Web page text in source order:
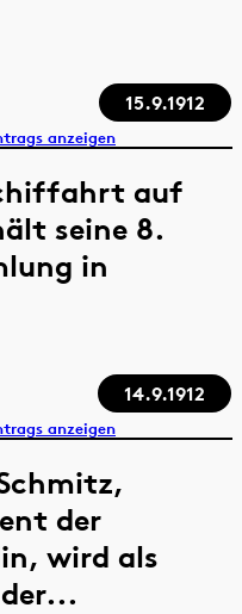
15.9.1912
anzeigen
auf
seine 8.
in
14.9.1912
anzeigen
der
wird als